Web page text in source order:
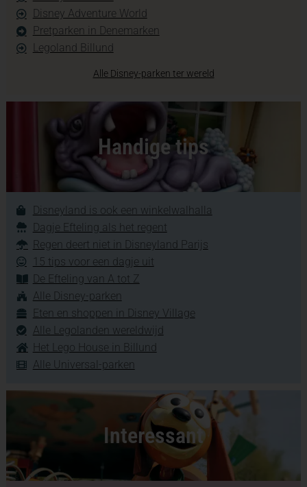
Disney Adventure World
Pretparken in Denemarken
Legoland Billund
Alle Disney-parken ter wereld
Handige tips
Disneyland is ook een winkelwalhalla
Dagje Efteling als het regent
Regen deert niet in Disneyland Parijs
15 tips voor een dagje uit
De Efteling van A tot Z
Alle Disney-parken
Eten en shoppen in Disney Village
Alle Legolanden wereldwijd
Het Lego House in Billund
Alle Universal-parken
Interessant